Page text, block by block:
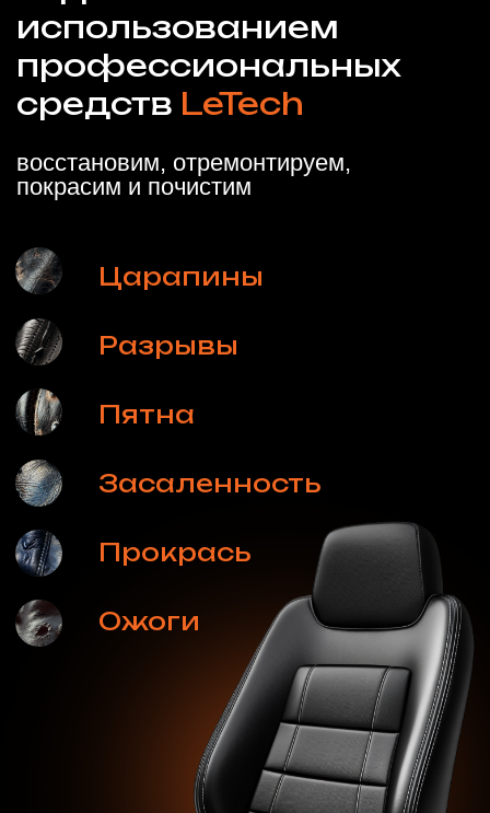
Спросить специалиста
Мебель
Профессиональная реставрация, чистка,
восстановление, чистка, уход и защита
тканевой и кожаной обивки мягкой мебели –
Посмотреть стоимость
Посмотреть стоимость